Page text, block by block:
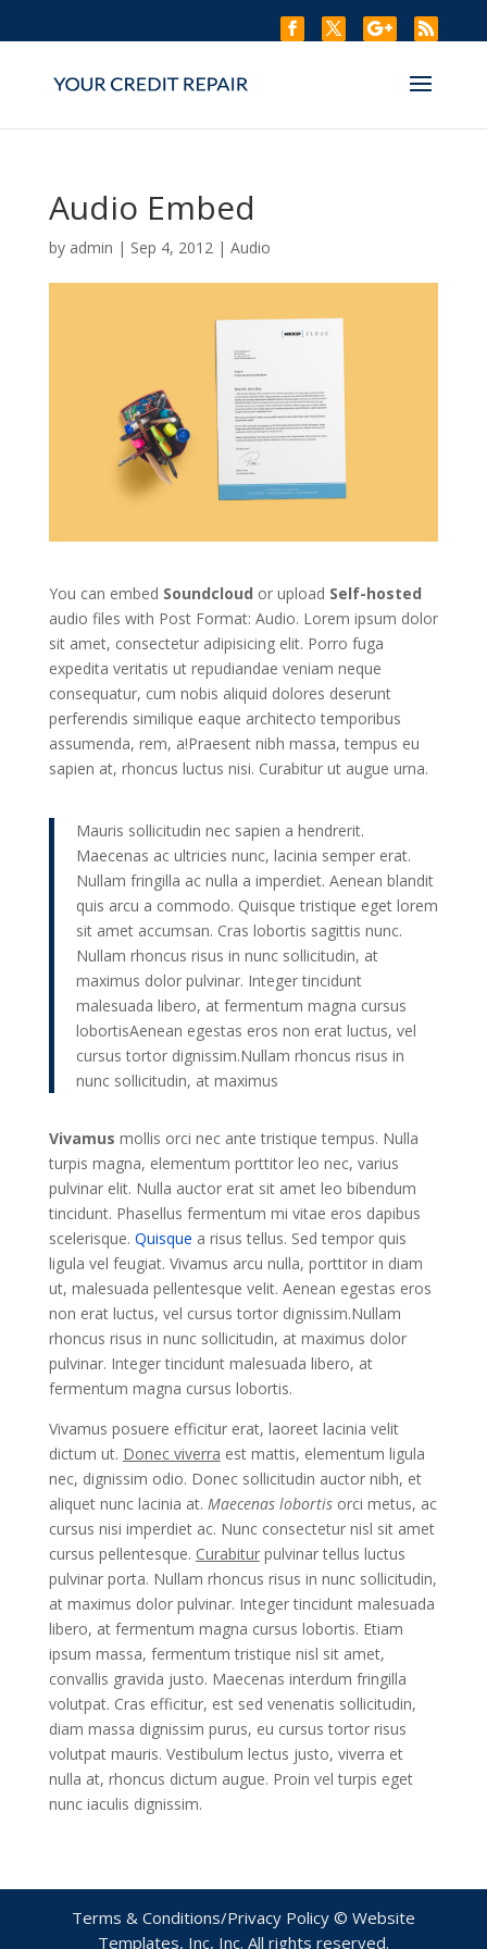
Audio Embed
by admin | Sep 4, 2012 | Audio
You can embed Soundcloud or upload Self-hosted
audio files with Post Format: Audio. Lorem ipsum dolor
sit amet, consectetur adipisicing elit. Porro fuga
expedita veritatis ut repudiandae veniam neque
consequatur, cum nobis aliquid dolores deserunt
perferendis similique eaque architecto temporibus
assumenda, rem, a!Praesent nibh massa, tempus eu
sapien at, rhoncus luctus nisi. Curabitur ut augue urna.
Mauris sollicitudin nec sapien a hendrerit.
Maecenas ac ultricies nunc, lacinia semper erat.
Nullam fringilla ac nulla a imperdiet. Aenean blandit
quis arcu a commodo. Quisque tristique eget lorem
sit amet accumsan. Cras lobortis sagittis nunc.
Nullam rhoncus risus in nunc sollicitudin, at
maximus dolor pulvinar. Integer tincidunt
malesuada libero, at fermentum magna cursus
lobortisAenean egestas eros non erat luctus, vel
cursus tortor dignissim.Nullam rhoncus risus in
nunc sollicitudin, at maximus
Vivamus mollis orci nec ante tristique tempus. Nulla
turpis magna, elementum porttitor leo nec, varius
pulvinar elit. Nulla auctor erat sit amet leo bibendum
tincidunt. Phasellus fermentum mi vitae eros dapibus
scelerisque. Quisque a risus tellus. Sed tempor quis
ligula vel feugiat. Vivamus arcu nulla, porttitor in diam
ut, malesuada pellentesque velit. Aenean egestas eros
non erat luctus, vel cursus tortor dignissim.Nullam
rhoncus risus in nunc sollicitudin, at maximus dolor
pulvinar. Integer tincidunt malesuada libero, at
fermentum magna cursus lobortis.
Vivamus posuere efficitur erat, laoreet lacinia velit
dictum ut. Donec viverra est mattis, elementum ligula
nec, dignissim odio. Donec sollicitudin auctor nibh, et
aliquet nunc lacinia at. Maecenas lobortisorci metus, ac
cursus nisi imperdiet ac. Nunc consectetur nisl sit amet
cursus pellentesque. Curabiturpulvinar tellus luctus
pulvinar porta. Nullam rhoncus risus in nunc sollicitudin,
at maximus dolor pulvinar. Integer tincidunt malesuada
libero, at fermentum magna cursus lobortis. Etiam
ipsum massa, fermentum tristique nisl sit amet,
convallis gravida justo. Maecenas interdum fringilla
volutpat. Cras efficitur, est sed venenatis sollicitudin,
diam massa dignissim purus, eu cursus tortor risus
volutpat mauris. Vestibulum lectus justo, viverra et
nulla at, rhoncus dictum augue. Proin vel turpis eget
nunc iaculis dignissim.
Terms & Conditions/Privacy Policy © Website
Templates, Inc, Inc. All rights reserved.